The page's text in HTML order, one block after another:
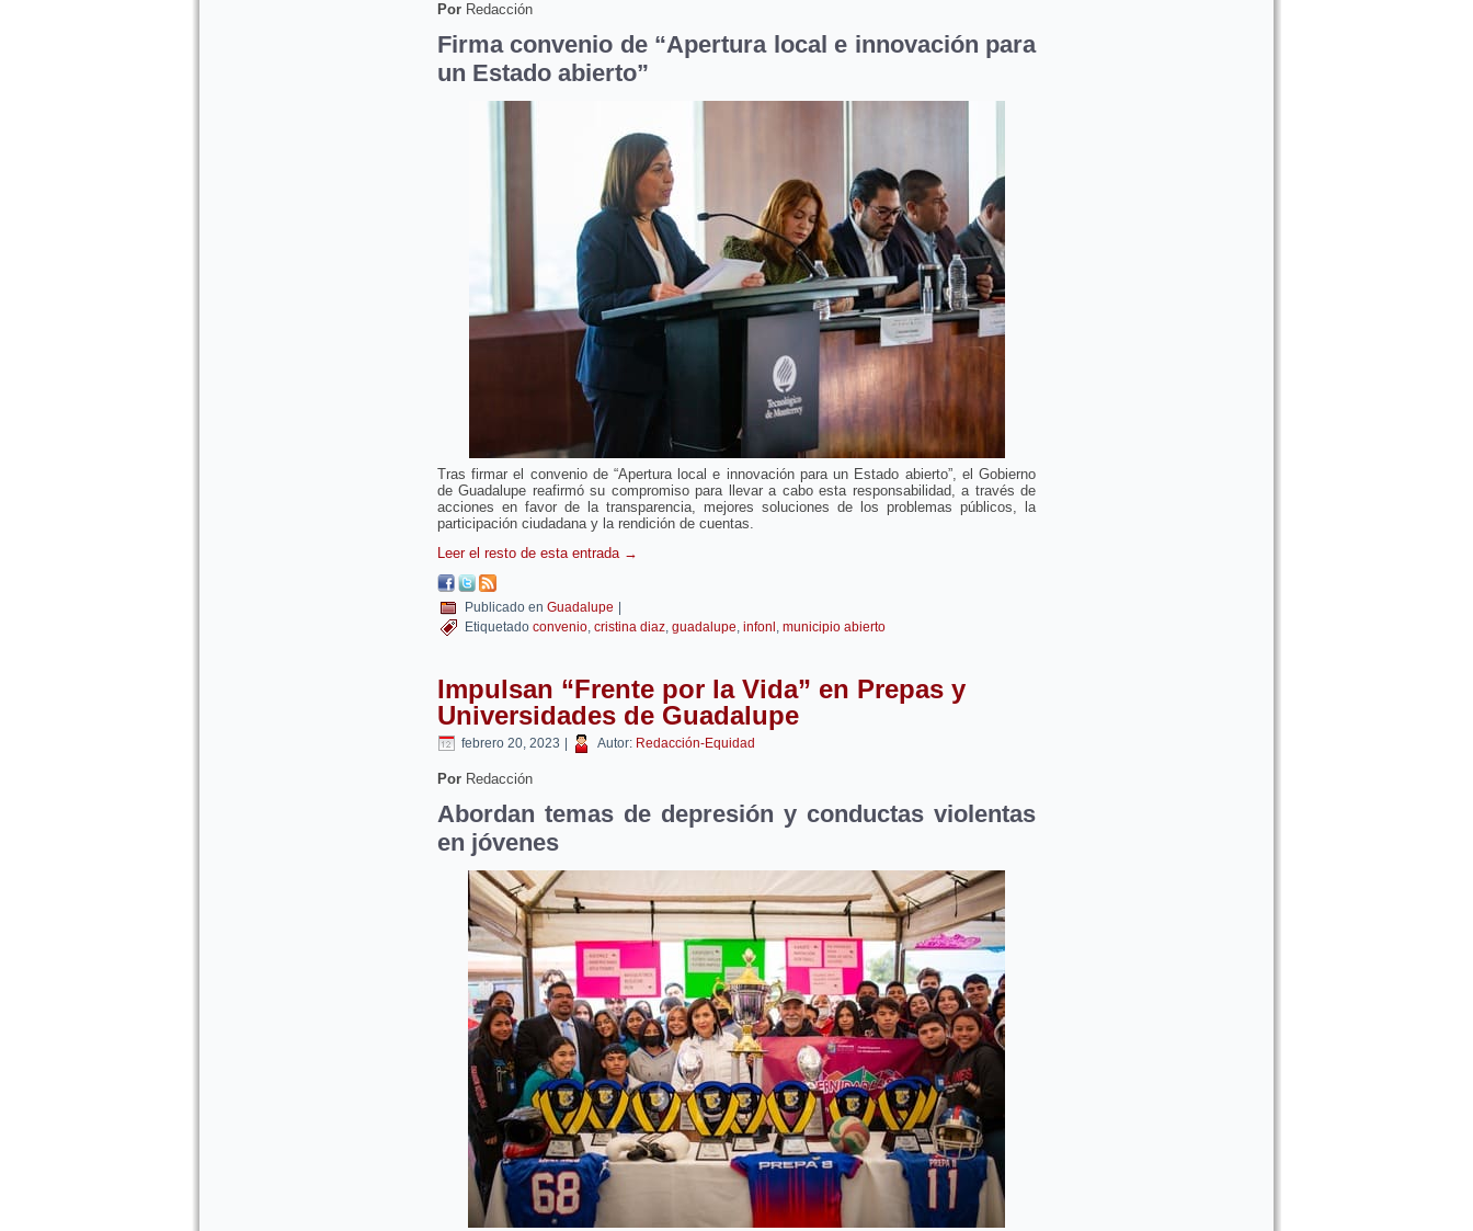
Por Redacción
Firma convenio de “Apertura local e innovación para
un Estado abierto”
Tras firmar el convenio de “Apertura local e innovación para un Estado abierto”, el Gobierno
de Guadalupe reafirmó su compromiso para llevar a cabo esta responsabilidad, a través de
acciones en favor de la transparencia, mejores soluciones de los problemas públicos, la
participación ciudadana y la rendición de cuentas.
Leer el resto de esta entrada →
Publicado en Guadalupe
Etiquetado convenio, cristina diaz, guadalupe, infonl , municipio abierto
Impulsan “Frente por la Vida” en Prepas y
Universidades de Guadalupe
febrero 20, 2023 Autor: Redacción-Equidad
Por Redacción
Abordan temas de depresión y conductas violentas
en jóvenes